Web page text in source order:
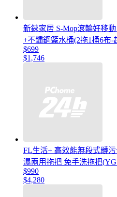
新錸家居 S-Mop滾輪好移
+不鏽鋼籃水桶(2拖1桶6布
$699
$1,746
FL生活+ 高效能無段式髒
濕兩用拖把 免手洗拖把
$990
$4,280